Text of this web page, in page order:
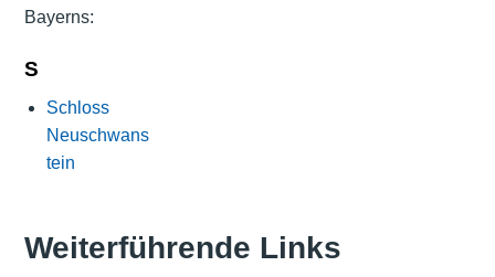
Bayerns:
S
Schloss
Neuschwans
tein
Weiterführende Links